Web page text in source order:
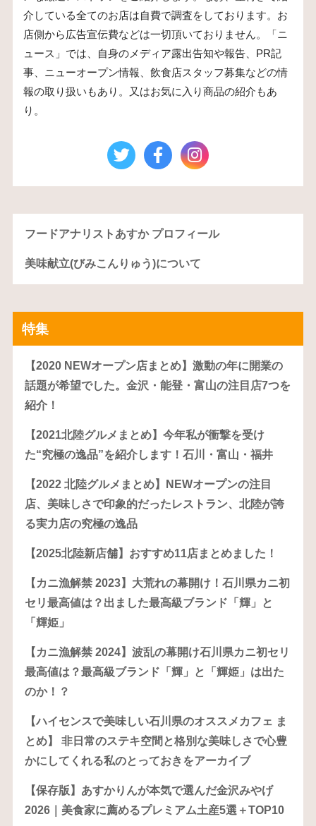
介している全てのお店は自費で調査をしております。お
店側から広告宣伝費などは一切頂いておりません。「ニ
ュース」では、自身のメディア露出告知や報告、PR記
事、ニューオープン情報、飲食店スタッフ募集などの情
報の取り扱いもあり。又はお気に入り商品の紹介もあ
り。
フードアナリストあすか プロフィール
美味献立(びみこんりゅう)について
特集
【2020 NEWオープン店まとめ】激動の年に開業の
話題が希望でした。金沢・能登・富山の注目店7つを
紹介！
【2021北陸グルメまとめ】今年私が衝撃を受け
た“究極の逸品”を紹介します！石川・富山・福井
【2022 北陸グルメまとめ】NEWオープンの注目
店、美味しさで印象的だったレストラン、北陸が誇
る実力店の究極の逸品
【2025北陸新店舗】おすすめ11店まとめました！
【カニ漁解禁 2023】大荒れの幕開け！石川県カニ初
セリ最高値は？出ました最高級ブランド「輝」と
「輝姫」
【カニ漁解禁 2024】波乱の幕開け石川県カニ初セリ
最高値は？最高級ブランド「輝」と「輝姫」は出た
のか！？
【ハイセンスで美味しい石川県のオススメカフェ ま
とめ】 非日常のステキ空間と格別な美味しさで心豊
かにしてくれる私のとっておきをアーカイブ
【保存版】あすかりんが本気で選んだ金沢みやげ
2026｜美食家に薦めるプレミアム土産5選＋TOP10